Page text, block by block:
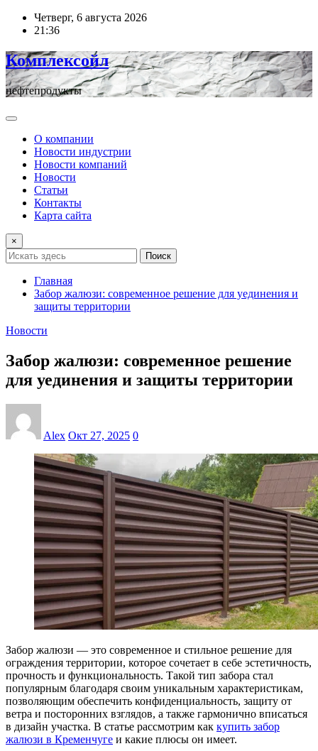
ПерейтиЧетверг, 6 августа 2026
21:36
Комплексойл
нефтепродукты
О компании
Новости индустрии
Новости компаний
Новости
Статьи
Контакты
Карта сайта
×
Поиск
Главная
Забор жалюзи: современное решение для уединения и
защиты территории
Новости
Забор жалюзи: современное решение
для уединения и защиты территории
Alex Окт 27, 2025 0
Забор жалюзи — это современное и стильное решение для
ограждения территории, которое сочетает в себе эстетичность,
прочность и функциональность. Такой тип забора стал
популярным благодаря своим уникальным характеристикам,
позволяющим обеспечить конфиденциальность, защиту от
ветра и посторонних взглядов, а также гармонично вписаться
в дизайн участка. В статье рассмотрим как купить забор
жалюзи в Кременчуге и какие плюсы он имеет.